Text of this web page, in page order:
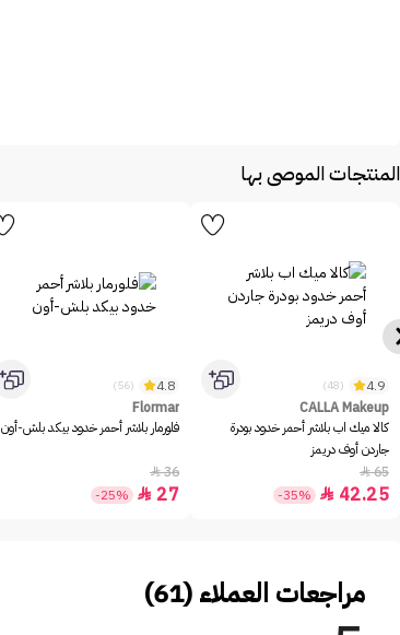
المنتجات الموصى بها
4.9
(48)
CALLA Makeup
كالا ميك اب بلاشر أحمر خدود بودرة
جاردن أوف دريمز
65

42.25

-35%
4.8
(56)
Flormar
فلورمار بلاشر أحمر خدود بيكد بلش-أون
36

27

-25%
مراجعات العملاء (61)